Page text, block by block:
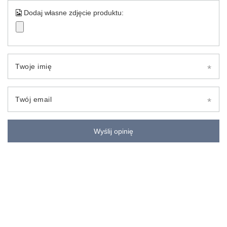
Dodaj własne zdjęcie produktu:
Twoje imię
Twój email
Wyślij opinię